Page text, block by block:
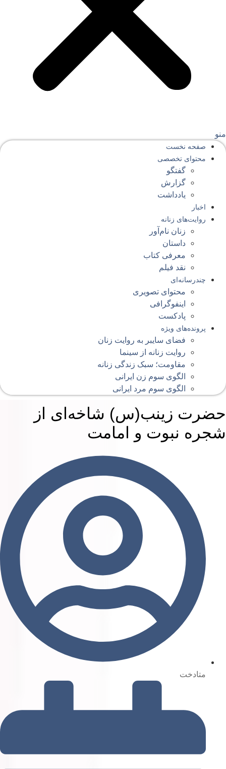
صفحه‌ نخست
محتوای‌ تخصصی
گفتگو
گزارش
یادداشت
اخبار
روایت‌های زنانه
زنان نام‌آور
داستان
معرفی کتاب
نقد فیلم
چندرسانه‌ای
محتوای تصویری
اینفوگرافی
پادکست
پرونده‌های ویژه
فضای سایبر به روایت زنان
روایت زنانه از سینما
مقاومت؛ سبک زندگی زنانه
الگوی سوم زن ایرانی
الگوی سوم مرد ایرانی
زینب(س) شاخه‌ای از
نبوت و امامت
متادخت